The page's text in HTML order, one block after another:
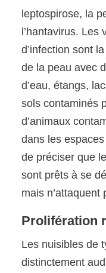
leptospirose, la
l’hantavirus. Les
d’infection sont
de la peau avec
d’eau, étangs,
sols contaminés
d’animaux
dans les
de préciser que
sont prêts à se
mais n’attaquent
Prolifération
Les nuisibles de
distinctement